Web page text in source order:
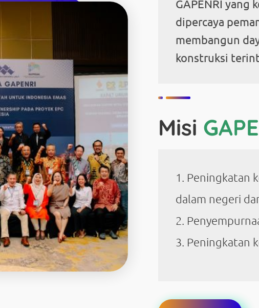
GAPENRI yang
dipercaya
membangun
konstruksi
Misi
Peningkatan
dalam negeri
Peningkatan